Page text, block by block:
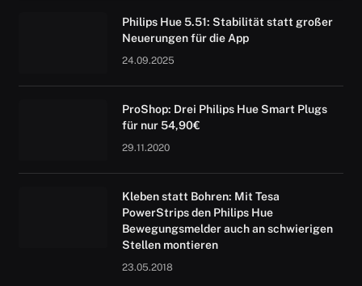
Philips Hue 5.51: Stabilität statt großer
Neuerungen für die App
24.09.2025
ProShop: Drei Philips Hue Smart Plugs
für nur 54,90€
29.11.2020
Kleben statt Bohren: Mit Tesa
PowerStrips den Philips Hue
Bewegungsmelder auch an schwierigen
Stellen montieren
23.05.2018